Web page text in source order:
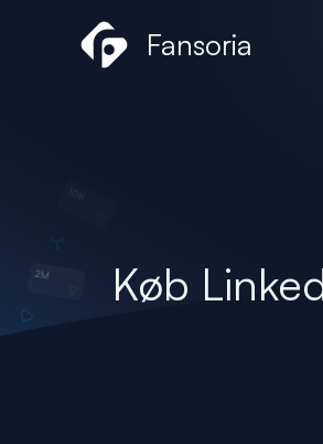
Fansoria
Køb